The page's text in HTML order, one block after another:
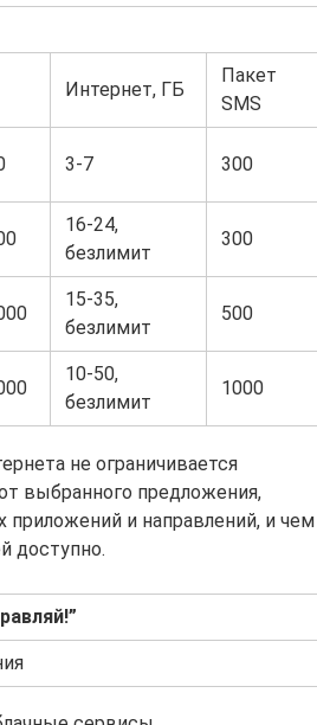
Интернет, ГБ
Пакет
SMS
3-7 300
16-24,
безлимит
300
15-35,
безлимит
500
10-50,
безлимит
1000
не ограничивается
выбранного предложения,
приложений и направлений, и чем
доступно.